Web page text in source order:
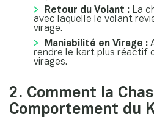
Retour du Volant : La
avec laquelle le volant
virage.
Maniabilité en Virage :
rendre le kart plus réactif
virages.
2. Comment la
Comportement du